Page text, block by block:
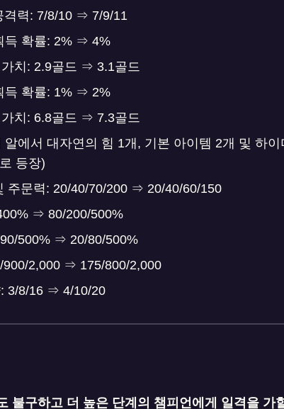
격력: 7/8/10 ⇒ 7/9/11
득 확률: 2% ⇒ 4%
치: 2.9골드 ⇒ 3.1골드
득 확률: 1% ⇒ 2%
치: 6.8골드 ⇒ 7.3골드
에서 대자연의 힘 1개, 기본 아이템 2개 및 하
등장)
주문력: 20/40/70/200 ⇒ 20/40/60/150
⇒ 80/200/500%
500% ⇒ 20/80/500%
900/2,000 ⇒ 175/800/2,000
3/8/16 ⇒ 4/10/20
불구하고 더 높은 단계의 챔피언에게 일격을 가